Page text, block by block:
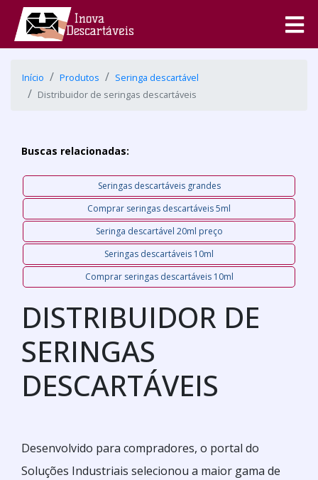
Início Produtos
Seringa descartável
Distribuidor de seringas descartáveis
Buscas relacionadas:
Seringas descartáveis grandes
Comprar seringas descartáveis 5ml
Seringa descartável 20ml preço
Seringas descartáveis 10ml
Comprar seringas descartáveis 10ml
DISTRIBUIDOR DE
SERINGAS
DESCARTÁVEIS
Desenvolvido para compradores, o portal do
Soluções Industriais selecionou a maior gama de